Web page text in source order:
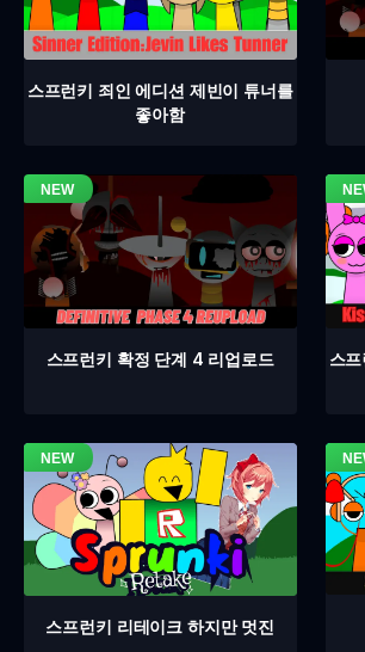
스프런키 죄인 에디션 제빈이 튜너를
좋아함
스프런키 확정 단계 4 리업로드
스
스프런키 리테이크 하지만 멋진